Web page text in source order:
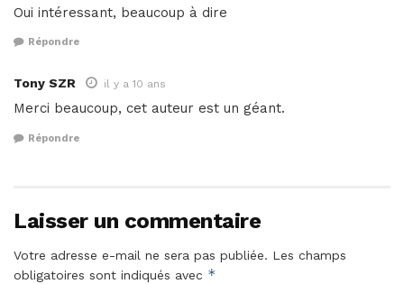
Oui intéressant, beaucoup à dire
Répondre
Tony SZR il y a 10 ans
Merci beaucoup, cet auteur est un géant.
Répondre
Laisser un commentaire
Votre adresse e-mail ne sera pas publiée. Les champs
obligatoires sont indiqués avec *